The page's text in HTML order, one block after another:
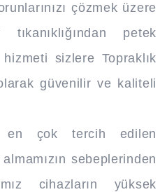
çözmek üzere
petek
sizlere Topraklık
güvenilir ve kaliteli
en çok tercih edilen
sebeplerinden
cihazların yüksek